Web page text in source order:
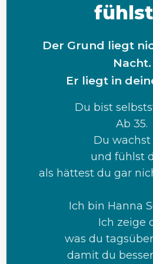
Der Grund liegt
Nacht.
Er liegt in
Du bist
Ab 35.
Du wachst
und fühlst
als hättest du gar
Ich bin Hanna
Ich zeige
was du
damit du